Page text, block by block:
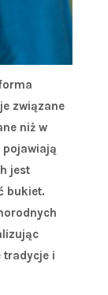
związane
niż w
jest
bukiet.
tradycje i